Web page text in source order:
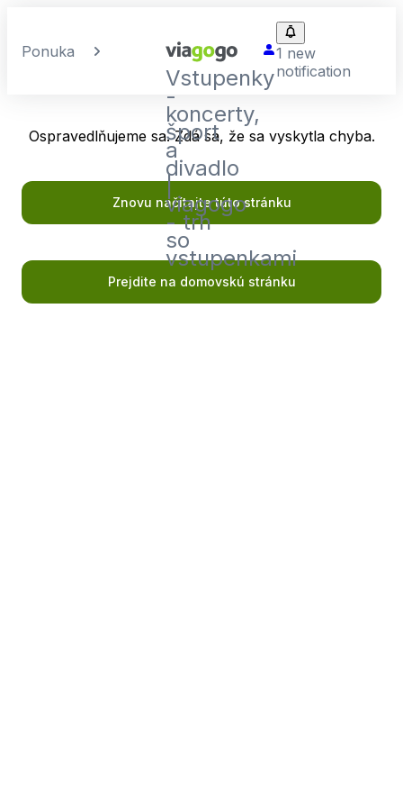
Ponuka
Vstupenky
-
koncerty,
šport
a
divadlo
|
viagogo
- trh
so
vstupenkami
1 new
notification
Ospravedlňujeme sa. Zdá sa, že sa vyskytla chyba.
Znovu načítajte túto stránku
Prejdite na domovskú stránku